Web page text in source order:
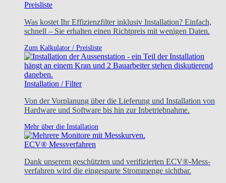
Preisliste
Was kostet Ihr Effizienzfilter inklusiv Installation? Einfach,
schnell – Sie erhalten einen Richtpreis mit wenigen Daten.
Zum Kalkulator / Preisliste
Installation / Filter
Von der Vorplanung über die Lieferung und Installation von
Hardware und Software bis hin zur Inbetriebnahme.
Mehr über die Installation
ECV® Messverfahren
Dank unserem geschützten und verifizierten ECV®-Mess-
verfahren wird die eingesparte Strommenge sichtbar.